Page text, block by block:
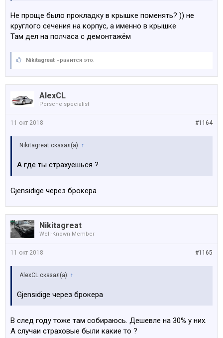
Не проще было прокладку в крышке поменять? )) не
круглого сечения на корпус, а именно в крышке
Там дел на полчаса с демонтажём
Nikitagreat нравится это.
AlexCL
Porsche specialist
#1164
11 окт 2018
Nikitagreat сказал(а): ↑
А где ты страхуешься ?
Gjensidige через брокера
Nikitagreat
Well-Known Member
#1165
11 окт 2018
AlexCL сказал(а): ↑
Gjensidige через брокера
В след году тоже там собираюсь. Дешевле на 30% у них.
А случаи страховые были какие то ?